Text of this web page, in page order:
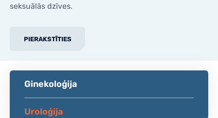
seksuālās dzīves.
PIERAKSTĪTIES
Ginekoloģija
Uroloģija